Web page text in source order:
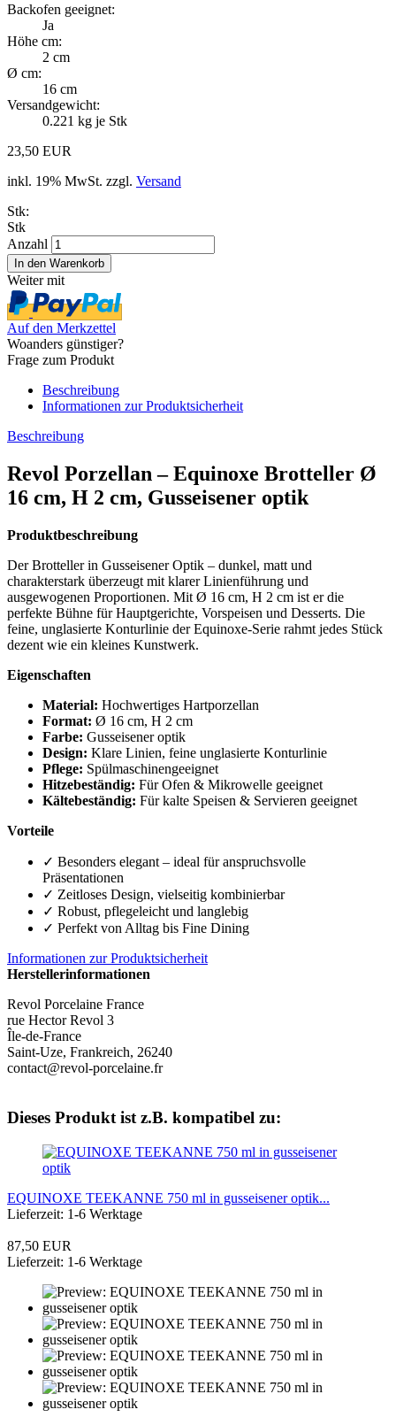
Backofen geeignet:
Ja
Höhe cm:
2 cm
Ø cm:
16 cm
Versandgewicht:
0.221 kg je Stk
23,50 EUR
inkl. 19% MwSt. zzgl. Versand
Stk:
Stk
Anzahl
Weiter mit
Auf den Merkzettel
Woanders günstiger?
Frage zum Produkt
Beschreibung
Informationen zur Produktsicherheit
Beschreibung
Revol Porzellan – Equinoxe Brotteller Ø
16 cm, H 2 cm, Gusseisener optik
Produktbeschreibung
Der Brotteller in Gusseisener Optik – dunkel, matt und
charakterstark überzeugt mit klarer Linienführung und
ausgewogenen Proportionen. Mit Ø 16 cm, H 2 cm ist er die
perfekte Bühne für Hauptgerichte, Vorspeisen und Desserts. Die
feine, unglasierte Konturlinie der Equinoxe-Serie rahmt jedes Stück
dezent wie ein kleines Kunstwerk.
Eigenschaften
Material: Hochwertiges Hartporzellan
Format: Ø 16 cm, H 2 cm
Farbe: Gusseisener optik
Design: Klare Linien, feine unglasierte Konturlinie
Pflege: Spülmaschinengeeignet
Hitzebeständig: Für Ofen & Mikrowelle geeignet
Kältebeständig: Für kalte Speisen & Servieren geeignet
Vorteile
✓ Besonders elegant – ideal für anspruchsvolle
Präsentationen
✓ Zeitloses Design, vielseitig kombinierbar
✓ Robust, pflegeleicht und langlebig
✓ Perfekt von Alltag bis Fine Dining
Informationen zur Produktsicherheit
Herstellerinformationen
Revol Porcelaine France
rue Hector Revol 3
Île-de-France
Saint-Uze, Frankreich, 26240
contact@revol-porcelaine.fr
Dieses Produkt ist z.B. kompatibel zu:
EQUINOXE TEEKANNE 750 ml in gusseisener optik...
Lieferzeit: 1-6 Werktage
87,50 EUR
Lieferzeit: 1-6 Werktage